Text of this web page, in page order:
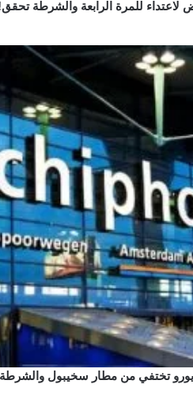
لاعتداء للمرة الرابعة والشرطة